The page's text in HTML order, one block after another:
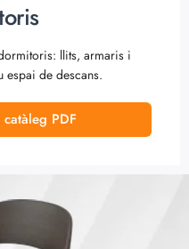
llits, armaris i
espai de descans.
PDF